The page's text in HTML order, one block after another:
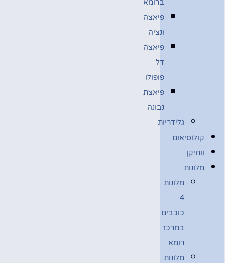
ברומא
פיאצה
ונציה
פיאצה
דל
פופולו
פיאצת
נבונה
גלידריות
קולוסיאום
וותיקן
מלונות
מלונות
4
כוכבים
במרכז
רומא
מלונות